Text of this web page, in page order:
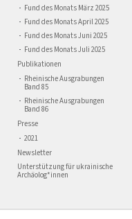
Fund des Monats März 2025
Fund des Monats April 2025
Fund des Monats Juni 2025
Fund des Monats Juli 2025
Publikationen
Rheinische Ausgrabungen
Band 85
Rheinische Ausgrabungen
Band 86
Presse
2021
Newsletter
Unterstützung für ukrainische
Archäolog*innen